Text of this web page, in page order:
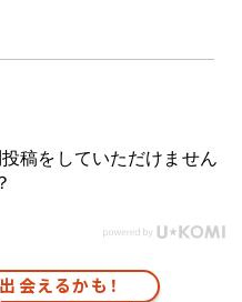
稿をしていただけません
会えるかも！